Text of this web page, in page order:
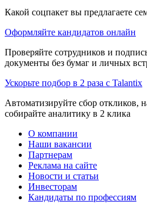
Какой соцпакет вы предлагаете
Оформляйте кандидатов онлайн
Проверяйте сотрудников и
документы без бумаг и личных
Ускорьте подбор в 2 раза с Talantix
Автоматизируйте сбор откликов,
собирайте аналитику в 2 клика
О компании
Наши вакансии
Партнерам
Реклама на сайте
Новости и статьи
Инвесторам
Кандидаты по профессиям